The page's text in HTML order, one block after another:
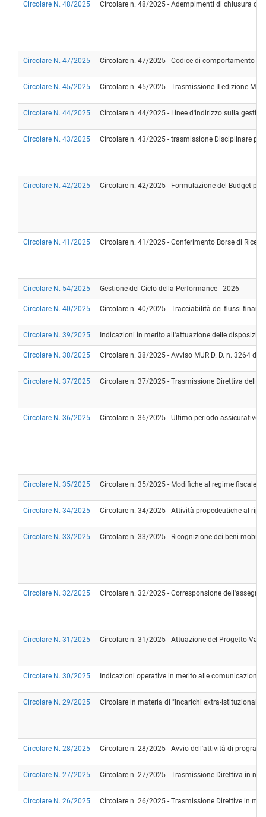
Circolare N. 48/2025 Circolare n. 48/2025 - Adempimenti di chiusura
Circolare N. 47/2025 Circolare n. 47/2025 - Codice di comportamento
Circolare N. 45/2025 Circolare n. 45/2025 - Trasmissione II edizione
Circolare N. 44/2025 Circolare n. 44/2025 - Linee d'indirizzo sulla
Circolare N. 43/2025 Circolare n. 43/2025 - trasmissione Disciplinare
Circolare N. 42/2025 Circolare n. 42/2025 - Formulazione del Budget
Circolare N. 41/2025 Circolare n. 41/2025 - Conferimento Borse di
Circolare N. 54/2025 Gestione del Ciclo della Performance - 2026
Circolare N. 40/2025 Circolare n. 40/2025 - Tracciabilità dei flussi
Circolare N. 39/2025 Indicazioni in merito all'attuazione delle
Circolare N. 38/2025 Circolare n. 38/2025 - Avviso MUR D. D. n. 3264
Circolare N. 37/2025 Circolare n. 37/2025 - Trasmissione Direttiva
Circolare N. 36/2025 Circolare n. 36/2025 - Ultimo periodo assicurativo
Circolare N. 35/2025 Circolare n. 35/2025 - Modifiche al regime fiscale
Circolare N. 34/2025 Circolare n. 34/2025 - Attività propedeutiche al
Circolare N. 33/2025 Circolare n. 33/2025 - Ricognizione dei beni mobili
Circolare N. 32/2025 Circolare n. 32/2025 - Corresponsione
Circolare N. 31/2025 Circolare n. 31/2025 - Attuazione del Progetto
Circolare N. 30/2025 Indicazioni operative in merito alle comunicazioni
Circolare N. 29/2025 Circolare in materia di "Incarichi extra-istituzionali"
Circolare N. 28/2025 Circolare n. 28/2025 - Avvio dell'attività di
Circolare N. 27/2025 Circolare n. 27/2025 - Trasmissione Direttiva in
Circolare N. 26/2025 Circolare n. 26/2025 - Trasmissione Direttive in